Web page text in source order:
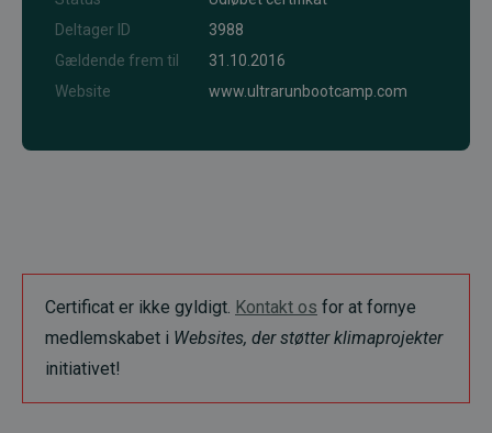
Deltager ID
3988
Gældende frem til
31.10.2016
Website
www.ultrarunbootcamp.com
Certificat er ikke gyldigt. Kontakt os for at fornye
medlemskabet i Websites, der støtter klimaprojekter
initiativet!